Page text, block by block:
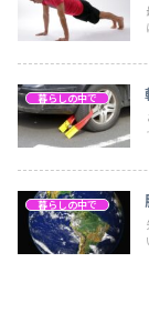
暮らしの中で
暮らしの中で